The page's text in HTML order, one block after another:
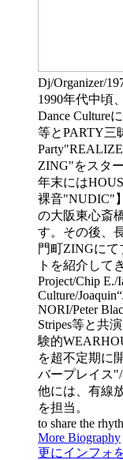
Dj/Organizer/
1990年代中頃
Dance Culture
等とPARTY三
ZING"をスタ
年末には
裸音"NUDIC"
の大阪東心斎
す。その後、
門町ZINGに
トを紹介して
Project/Chip E./
Culture/
NORI/Peter
Stripes等と共
験的
を超不定期に
バープレイス
他には、有線
を担当。
to share the
More Biography
更にインフォ